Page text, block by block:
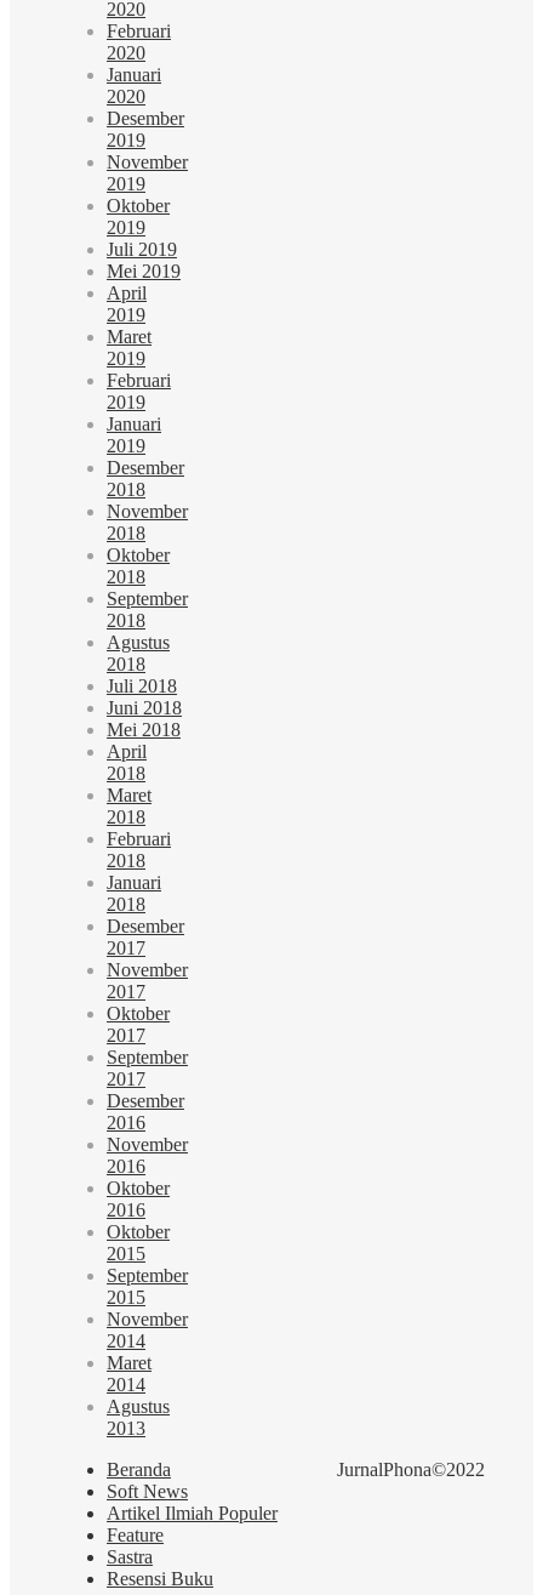
2020
Februari
2020
Januari
2020
Desember
2019
November
2019
Oktober
2019
Juli 2019
Mei 2019
April
2019
Maret
2019
Februari
2019
Januari
2019
Desember
2018
November
2018
Oktober
2018
September
2018
Agustus
2018
Juli 2018
Juni 2018
Mei 2018
April
2018
Maret
2018
Februari
2018
Januari
2018
Desember
2017
November
2017
Oktober
2017
September
2017
Desember
2016
November
2016
Oktober
2016
Oktober
2015
September
2015
November
2014
Maret
2014
Agustus
2013
JurnalPhona©2022
Beranda
Soft News
Artikel Ilmiah Populer
Feature
Sastra
Resensi Buku